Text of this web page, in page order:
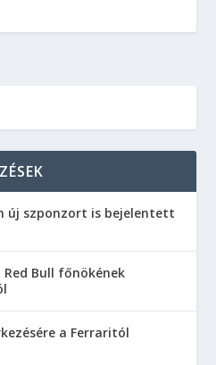
új szponzort is bejelentett
Bull főnökének
a Ferraritól